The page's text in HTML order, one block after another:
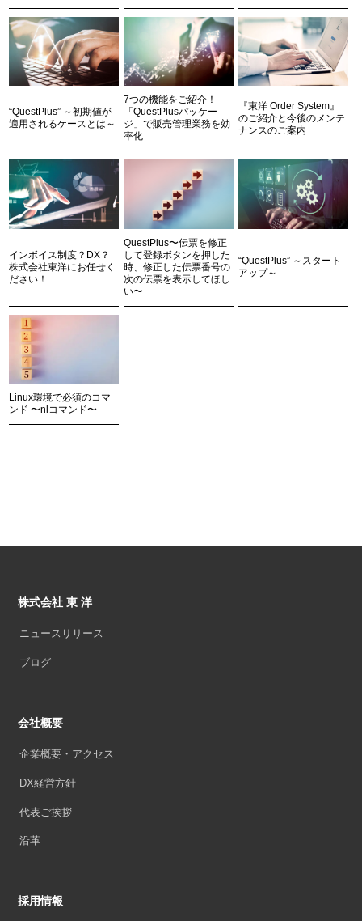
“QuestPlus” ～初期値が
適用されるケースとは～
7つの機能をご紹介！
「QuestPlusパッケー
ジ」で販売管理業務を効
率化
『東洋 Order System』
のご紹介と今後のメンテ
ナンスのご案内
インボイス制度？DX？
株式会社東洋にお任せく
ださい！
QuestPlus〜伝票を修正
して登録ボタンを押した
時、修正した伝票番号の
次の伝票を表示してほし
い〜
“QuestPlus” ～スタート
アップ～
Linux環境で必須のコマ
ンド 〜nlコマンド〜
株式会社 東 洋
ニュースリリース
ブログ
会社概要
企業概要・アクセス
DX経営方針
代表ご挨拶
沿革
採用情報